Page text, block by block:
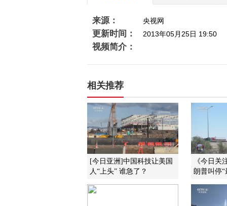
来源： 央视网
更新时间： 2013年05月25日 19:50
视频简介：
相关推荐
[今日亚洲]中国科技让美国
人“上头” 谁急了？
《今日关
朗普叫停